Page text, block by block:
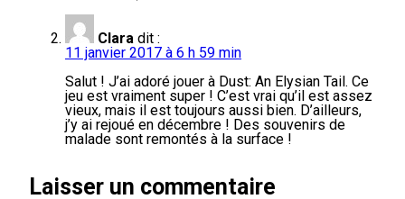
Clara dit :
11 janvier 2017 à 6 h 59 min
Salut ! J’ai adoré jouer à Dust: An Elysian Tail. Ce
jeu est vraiment super ! C’est vrai qu’il est assez
vieux, mais il est toujours aussi bien. D’ailleurs,
j’y ai rejoué en décembre ! Des souvenirs de
malade sont remontés à la surface !
Laisser un commentaire